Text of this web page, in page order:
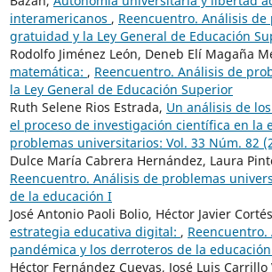
interamericanos , Reencuentro. Análisis
gratuidad y la Ley General de Educación
Rodolfo Jiménez León, Deneb Elí Magaña
matemática: , Reencuentro. Análisis de
la Ley General de Educación Superior
Ruth Selene Rios Estrada, Un análisis de
el proceso de investigación científica en la
problemas universitarios: Vol. 33 Núm. 82
Dulce María Cabrera Hernández, Laura
Reencuentro. Análisis de problemas
de la educación I
José Antonio Paoli Bolio, Héctor Javier
estrategia educativa digital: ,
pandémica y los derroteros de la
Héctor Fernández Cuevas, José Luis Carrillo